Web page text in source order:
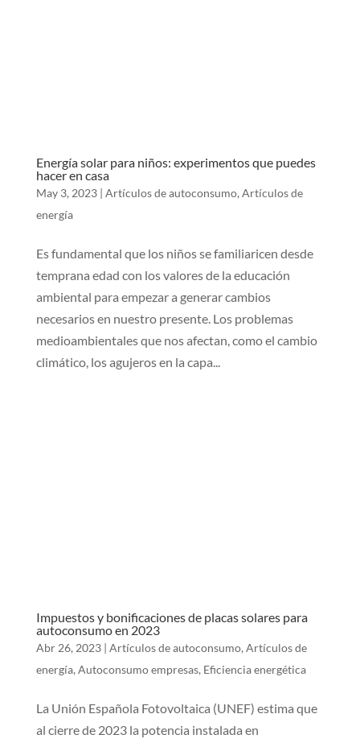
Energía solar para niños: experimentos que puedes
hacer en casa
May 3, 2023| Artículos de autoconsumo, Artículos de
energía
Es fundamental que los niños se familiaricen desde
temprana edad con los valores de la educación
ambiental para empezar a generar cambios
necesarios en nuestro presente. Los problemas
medioambientales que nos afectan, como el cambio
climático, los agujeros en la capa...
Impuestos y bonificaciones de placas solares para
autoconsumo en 2023
Abr 26, 2023| Artículos de autoconsumo, Artículos de
energía, Autoconsumo empresas, Eficiencia energética
La Unión Española Fotovoltaica (UNEF) estima que
al cierre de 2023 la potencia instalada en